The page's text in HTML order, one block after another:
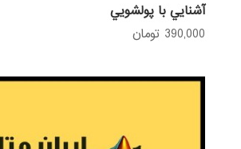
آشنايي با پولشويي
390,000 تومان